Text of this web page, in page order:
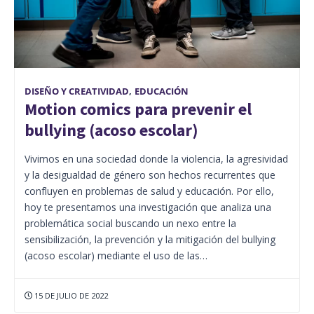
DISEÑO Y CREATIVIDAD, EDUCACIÓN
Motion comics para prevenir el
bullying (acoso escolar)
Vivimos en una sociedad donde la violencia, la agresividad
y la desigualdad de género son hechos recurrentes que
confluyen en problemas de salud y educación. Por ello,
hoy te presentamos una investigación que analiza una
problemática social buscando un nexo entre la
sensibilización, la prevención y la mitigación del bullying
(acoso escolar) mediante el uso de las…
15 DE JULIO DE 2022